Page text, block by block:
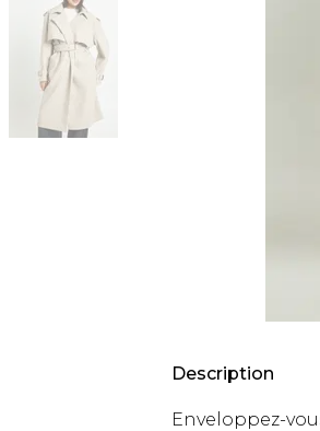
Description
Enveloppez-